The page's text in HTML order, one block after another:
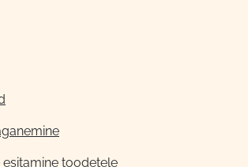
esitamine toodetele